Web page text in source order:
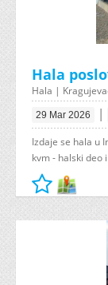
Hala
Hala |
29 Mar 2026 |
Izdaje se hala u
kvm - halski deo